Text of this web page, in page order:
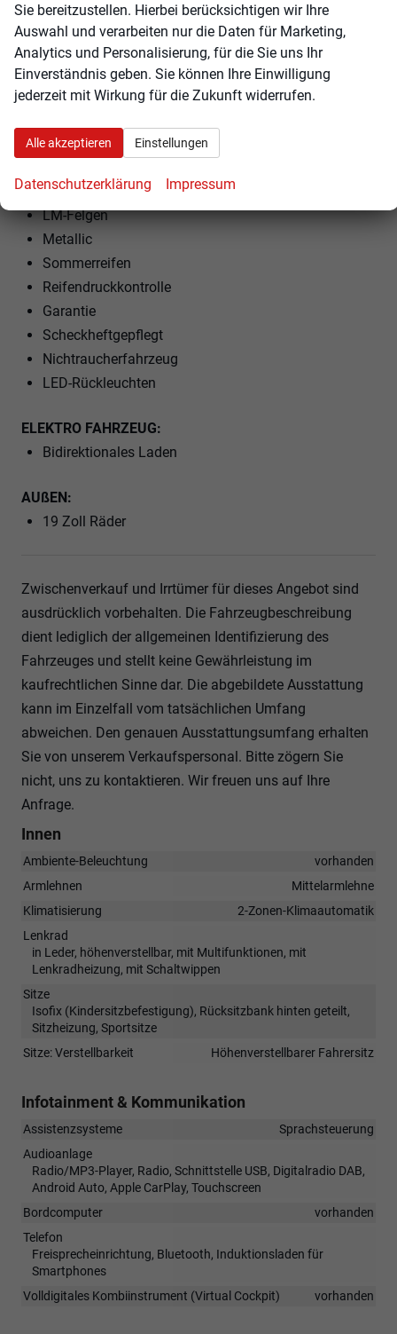
Kindersitzvorbereitung (ISOFIX)
Rücksitzbank teilbar
Lenkrad höhenverstellbar
Schaltwippen am Lenkrad
EXTRAS:
Variabler Ladeboden
LM-Felgen
Metallic
Sommerreifen
Reifendruckkontrolle
Garantie
Scheckheftgepflegt
Nichtraucherfahrzeug
LED-Rückleuchten
ELEKTRO FAHRZEUG:
Bidirektionales Laden
AUßEN:
19 Zoll Räder
Zwischenverkauf und Irrtümer für dieses Angebot sind
ausdrücklich vorbehalten. Die Fahrzeugbeschreibung
dient lediglich der allgemeinen Identifizierung des
Fahrzeuges und stellt keine Gewährleistung im
kaufrechtlichen Sinne dar. Die abgebildete Ausstattung
kann im Einzelfall vom tatsächlichen Umfang
abweichen. Den genauen Ausstattungsumfang erhalten
Sie von unserem Verkaufspersonal. Bitte zögern Sie
nicht, uns zu kontaktieren. Wir freuen uns auf Ihre
Anfrage.
Innen
Ambiente-Beleuchtung
vorhanden
Armlehnen
Mittelarmlehne
Klimatisierung
2-Zonen-Klimaautomatik
Lenkrad
in Leder, höhenverstellbar, mit Multifunktionen, mit
Lenkradheizung, mit Schaltwippen
Sitze
Isofix (Kindersitzbefestigung), Rücksitzbank hinten geteilt,
Sitzheizung, Sportsitze
Sitze: Verstellbarkeit
Höhenverstellbarer Fahrersitz
Infotainment & Kommunikation
Assistenzsysteme
Sprachsteuerung
Audioanlage
Radio/MP3-Player, Radio, Schnittstelle USB, Digitalradio DAB,
Android Auto, Apple CarPlay, Touchscreen
Bordcomputer
vorhanden
Telefon
Freisprecheinrichtung, Bluetooth, Induktionsladen für
Smartphones
Volldigitales Kombiinstrument (Virtual Cockpit)
vorhanden
Sie bereitzustellen. Hierbei berücksichtigen wir Ihre
Auswahl und verarbeiten nur die Daten für Marketing,
Analytics und Personalisierung, für die Sie uns Ihr
Einverständnis geben. Sie können Ihre Einwilligung
jederzeit mit Wirkung für die Zukunft widerrufen.
Alle akzeptieren Einstellungen
Datenschutzerklärung Impressum